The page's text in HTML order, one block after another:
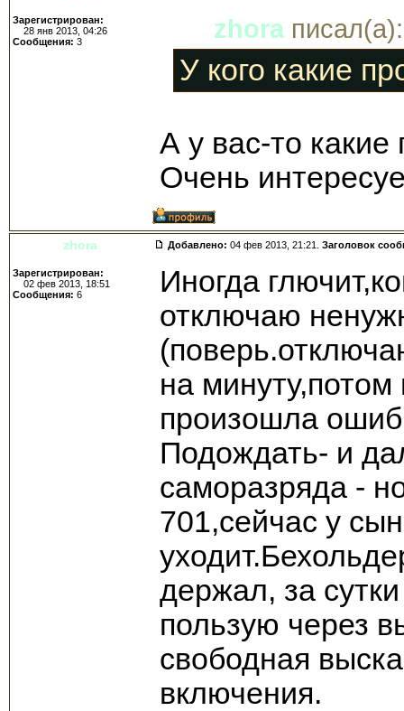
Зарегистрирован:
28 янв 2013, 04:26
Сообщения: 3 zhora писал(а):
У кого какие
А у вас-то
Очень
zhora Добавлено: 04 фев 2013, 21:21. Заголовок
Зарегистрирован:
02 фев 2013, 18:51
Сообщения: 6
Иногда
отключаю
на
произошла
Подождать- и
саморазряда -
701,сейчас у
держал, за
пользую через
свободная
включения.